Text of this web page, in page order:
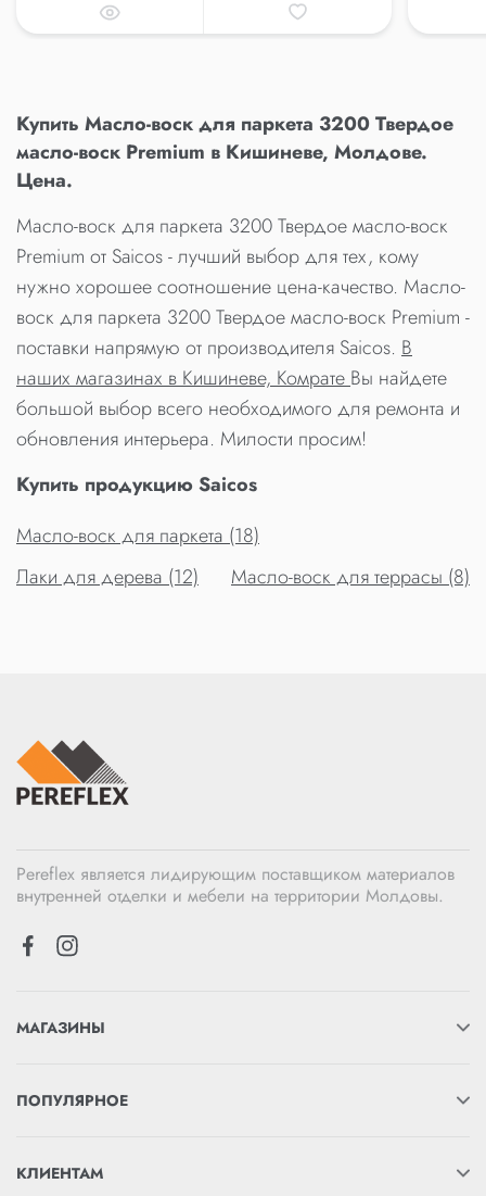
Купить Масло-воск для паркета 3200 Твердое
масло-воск Premium в Кишиневе, Молдове.
Цена.
Масло-воск для паркета 3200 Твердое масло-воск
Premium от Saicos - лучший выбор для тех, кому
нужно хорошее соотношение цена-качество. Масло-
воск для паркета 3200 Твердое масло-воск Premium -
поставки напрямую от производителя Saicos. В
наших магазинах в Кишиневе, КомратеВы найдете
большой выбор всего необходимого для ремонта и
обновления интерьера. Милости просим!
Купить продукцию Saicos
Масло-воск для паркета (18)
Лаки для дерева (12)
Масло-воск для террасы (8)
Pereflex является лидирующим поставщиком материалов
внутренней отделки и мебели на территории Молдовы.
МАГАЗИНЫ
ПОПУЛЯРНОЕ
КЛИЕНТАМ